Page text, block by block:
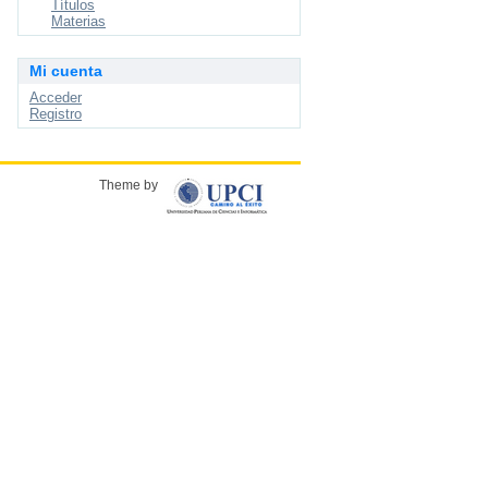
Títulos
Materias
Mi cuenta
Acceder
Registro
Theme by